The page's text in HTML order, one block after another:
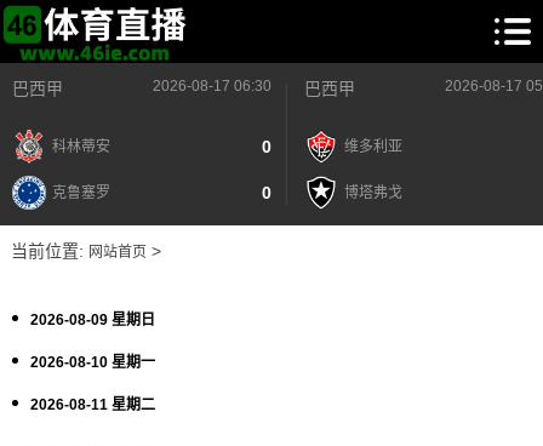
巴西甲 2026-08-17 06:30
科林蒂安 0
克鲁塞罗 0
巴西甲 2026-08-17
维多利亚
博塔弗戈
当前位置: 网站首页>
2026-08-09 星期日
2026-08-10 星期一
2026-08-11 星期二